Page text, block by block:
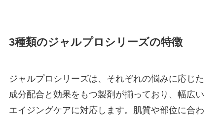
3種類のジャルプロシリーズの特徴
ジャルプロシリーズは、それぞれの悩みに応じた
成分配合と効果をもつ製剤が揃っており、幅広い
エイジングケアに対応します。肌質や部位に合わ